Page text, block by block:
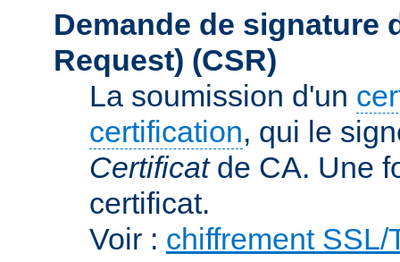
Demande de signature
Request) (CSR)
La soumission d'un
certification, qui le
Certificatde CA. Une
certificat.
Voir : chiffrement SSL/